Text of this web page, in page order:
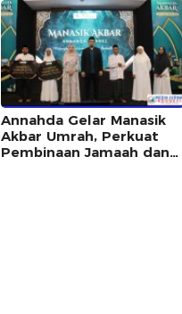
dan Alumni Hadir Merajut
Persatuan
Annahda Gelar Manasik
Akbar Umrah, Perkuat
Pembinaan Jamaah dan